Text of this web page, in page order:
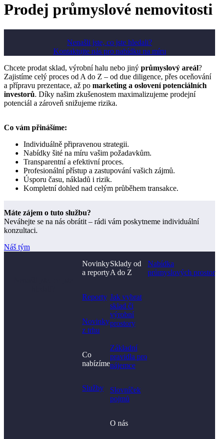
Prodej průmyslové nemovitosti
Nenašli jste, co jste hledali?
Kontaktujte nás pro nabídku na míru
Chcete prodat sklad, výrobní halu nebo jiný průmyslový areál?
Zajistíme celý proces od A do Z – od due diligence, přes oceňování
a přípravu prezentace, až po marketing a oslovení potenciálních
investorů. Díky našim zkušenostem maximalizujeme prodejní
potenciál a zároveň snižujeme rizika.
Co vám přinášíme:
Individuálně připravenou strategii.
Nabídky šité na míru vašim požadavkům.
Transparentní a efektivní proces.
Profesionální přístup a zastupování vašich zájmů.
Úsporu času, nákladů i rizik.
Kompletní dohled nad celým průběhem transakce.
Máte zájem o tuto službu?
Neváhejte se na nás obrátit – rádi vám poskytneme individuální
konzultaci.
Náš tým
Novinky
a reporty
Reporty
Novinky
z trhu
Co
nabízíme
Služby
Sklady od
A do Z
Jak vybrat
sklad či
výrobní
prostory​
Základní
pravidla pro
nájemce
Slovníček
pojmů
O nás
Nabídka
průmyslových prostor